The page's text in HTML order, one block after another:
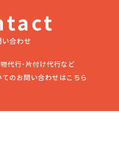
い合わせ
代行･片付け代行など
のお問い合わせはこちら